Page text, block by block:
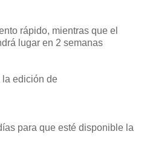
rápido, mientras que el
lugar en 2 semanas
la edición de
para que esté disponible la